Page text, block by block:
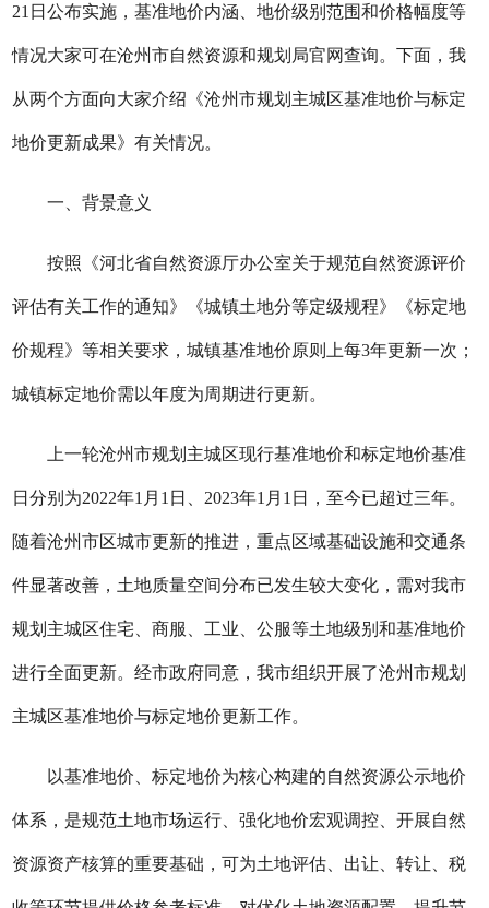
21日公布实施，基准地价内涵、地价级别范围和价格幅度等
情况大家可在沧州市自然资源和规划局官网查询。下面，我
从两个方面向大家介绍《沧州市规划主城区基准地价与标定
地价更新成果》有关情况。
一、背景意义
按照《河北省自然资源厅办公室关于规范自然资源评价
评估有关工作的通知》《城镇土地分等定级规程》《标定地
价规程》等相关要求，城镇基准地价原则上每3年更新一次；
城镇标定地价需以年度为周期进行更新。
上一轮沧州市规划主城区现行基准地价和标定地价基准
日分别为2022年1月1日、2023年1月1日，至今已超过三年。
随着沧州市区城市更新的推进，重点区域基础设施和交通条
件显著改善，土地质量空间分布已发生较大变化，需对我市
规划主城区住宅、商服、工业、公服等土地级别和基准地价
进行全面更新。经市政府同意，我市组织开展了沧州市规划
主城区基准地价与标定地价更新工作。
以基准地价、标定地价为核心构建的自然资源公示地价
体系，是规范土地市场运行、强化地价宏观调控、开展自然
资源资产核算的重要基础，可为土地评估、出让、转让、税